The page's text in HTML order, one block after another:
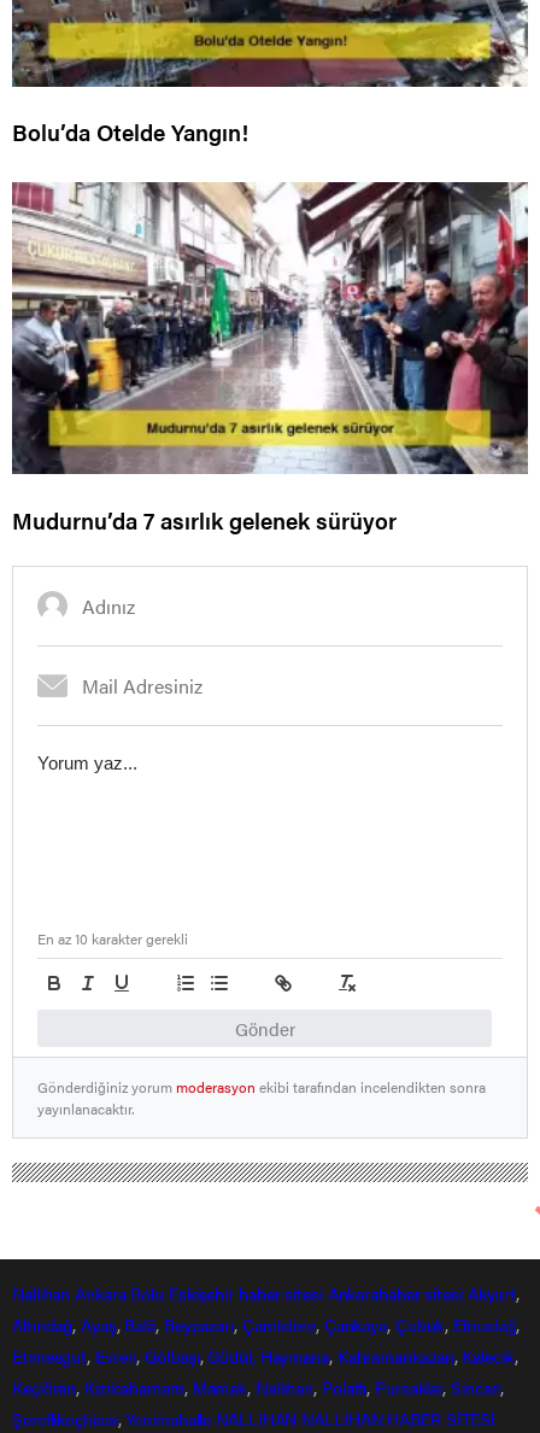
Bolu’da Otelde Yangın!
Mudurnu’da 7 asırlık gelenek sürüyor
Gönder
En az 10 karakter gerekli
Gönderdiğiniz yorummoderasyon ekibi tarafından incelendikten sonra
yayınlanacaktır.